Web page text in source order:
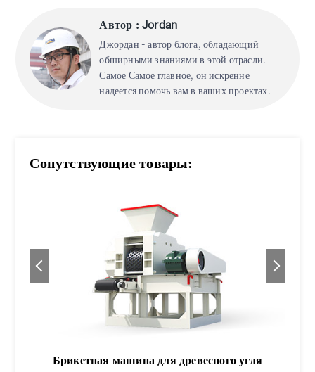
Автор : Jordan
Джордан - автор блога, обладающий
обширными знаниями в этой отрасли.
Самое Самое главное, он искренне
надеется помочь вам в ваших проектах.
Сопутствующие товары:
Брикетная машина для древесного угля